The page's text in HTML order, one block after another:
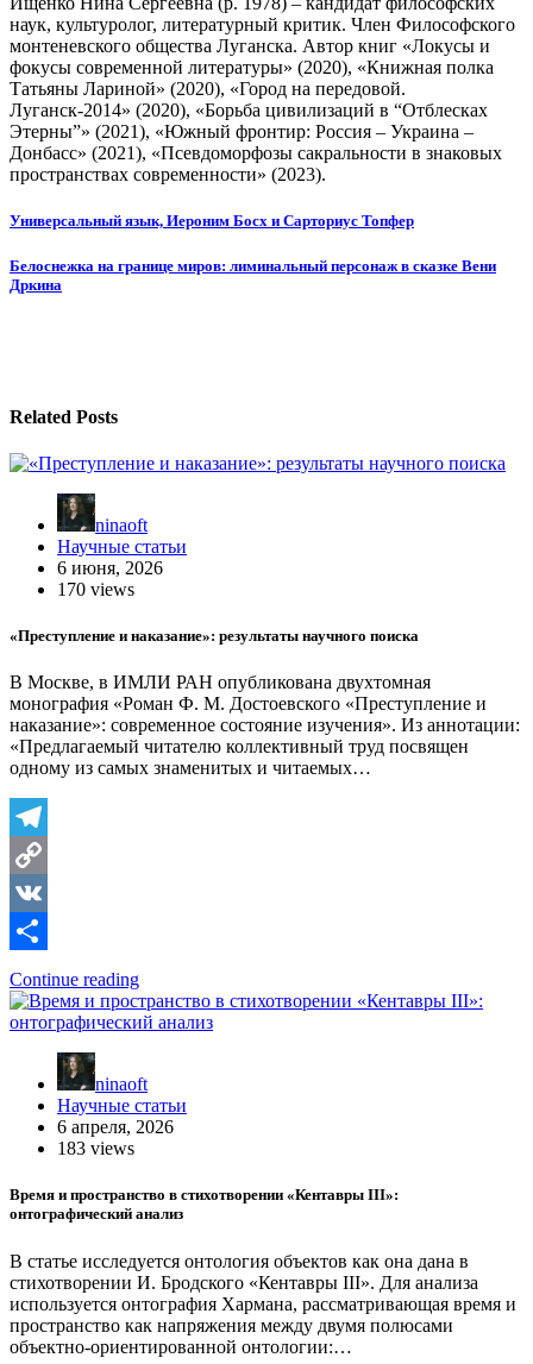
наук, культуролог, литературный критик. Член Философского
монтеневского общества Луганска. Автор книг «Локусы и
фокусы современной литературы» (2020), «Книжная полка
Татьяны Лариной» (2020), «Город на передовой.
Луганск-2014» (2020), «Борьба цивилизаций в “Отблесках
Этерны”» (2021), «Южный фронтир: Россия – Украина –
Донбасс» (2021), «Псевдоморфозы сакральности в знаковых
пространствах современности» (2023).
Навигация
по
записям
Универсальный язык, Иероним Босх и Сарториус Топфер
Белоснежка на границе миров: лиминальный персонаж в сказке Вени
Дркина
Related Posts
ninaoft
Научные статьи
6 июня, 2026
170 views
«Преступление и наказание»: результаты научного поиска
В Москве, в ИМЛИ РАН опубликована двухтомная
монография «Роман Ф. М. Достоевского «Преступление и
наказание»: современное состояние изучения». Из аннотации:
«Предлагаемый читателю коллективный труд посвящен
одному из самых знаменитых и читаемых…
Telegram
Copy
Link
VK
Отправить
Continue reading
ninaoft
Научные статьи
6 апреля, 2026
183 views
Время и пространство в стихотворении «Кентавры III»:
онтографический анализ
В статье исследуется онтология объектов как она дана в
стихотворении И. Бродского «Кентавры III». Для анализа
используется онтография Хармана, рассматривающая время и
пространство как напряжения между двумя полюсами
объектно-ориентированной онтологии:…